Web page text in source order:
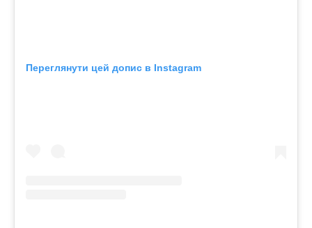
Переглянути цей допис в Instagram